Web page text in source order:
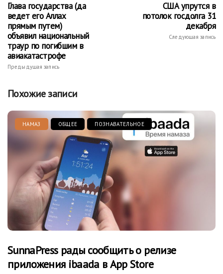
Глава государства (да
ведет его Аллах
прямым путем)
объявил национальный
траур по погибшим в
авиакатастрофе
Предыдущая запись
США упрутся в
потолок госдолга 31
декабря
Следующая запись
Похожие записи
НАМАЗ ОБЩЕЕ ПОЗНАВАТЕЛЬНОЕ
SunnaPress рады сообщить о релизе
приложения ibaada в App Store